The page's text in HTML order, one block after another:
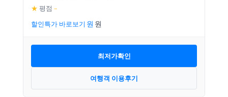
★ 평점 –
할인특가 바로보기
최저가확인
여행객 이용후기